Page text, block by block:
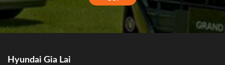
Hyundai Gia Lai